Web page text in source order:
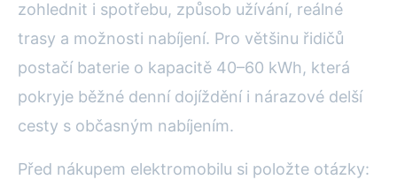
zohlednit i spotřebu, způsob užívání, reálné
trasy a možnosti nabíjení. Pro většinu řidičů
postačí baterie o kapacitě 40–60 kWh, která
pokryje běžné denní dojíždění i nárazové delší
cesty s občasným nabíjením.
Před nákupem elektromobilu si položte otázky: